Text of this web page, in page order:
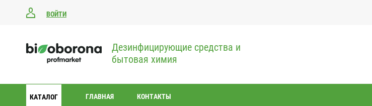
ВОЙТИ
Дезинфицирующие средства и
бытовая химия
КАТАЛОГ ГЛАВНАЯ КОНТАКТЫ